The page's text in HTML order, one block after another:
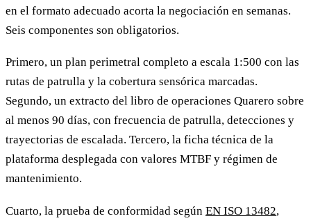
en el formato adecuado acorta la negociación en semanas.
Seis componentes son obligatorios.
Primero, un plan perimetral completo a escala 1:500 con las
rutas de patrulla y la cobertura sensórica marcadas.
Segundo, un extracto del libro de operaciones Quarero sobre
al menos 90 días, con frecuencia de patrulla, detecciones y
trayectorias de escalada. Tercero, la ficha técnica de la
plataforma desplegada con valores MTBF y régimen de
mantenimiento.
Cuarto, la prueba de conformidad según EN ISO 13482,